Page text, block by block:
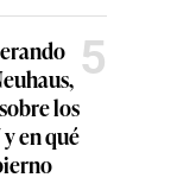
los
en qué
5